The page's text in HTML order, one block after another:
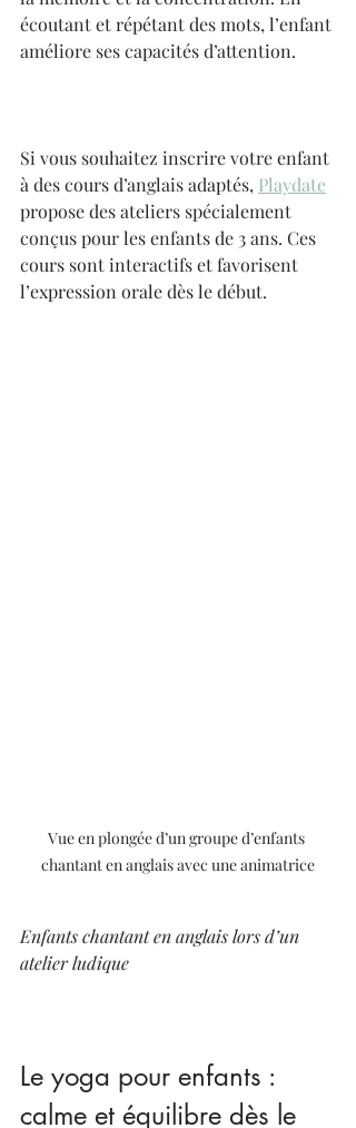
écoutant et répétant des mots, l’enfant
améliore ses capacités d’attention.
Si vous souhaitez inscrire votre enfant
à des cours d’anglais adaptés, Playdate
propose des ateliers spécialement
conçus pour les enfants de 3 ans. Ces
cours sont interactifs et favorisent
l’expression orale dès le début.
Vue en plongée d’un groupe d’enfants
chantant en anglais avec une animatrice
Enfants chantant en anglais lors d’un
atelier ludique
Le yoga pour enfants :
calme et équilibre dès le